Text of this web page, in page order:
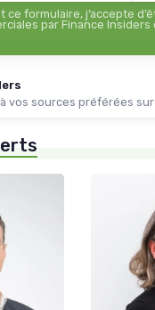
ce formulaire, j’accepte
par Finance Insiders
vos sources préférées sur